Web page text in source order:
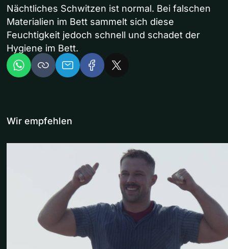
Nächtliches Schwitzen ist normal. Bei falschen
Materialien im Bett sammelt sich diese
Feuchtigkeit jedoch schnell und schadet der
Hygiene im Bett.
Wir empfehlen